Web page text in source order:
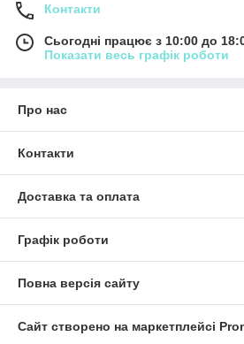
Контакти
Сьогодні працює з 10:00 до
Показати весь графік роботи
Про нас
Контакти
Доставка та оплата
Графік роботи
Повна версія сайту
Сайт створено на маркетплейсі